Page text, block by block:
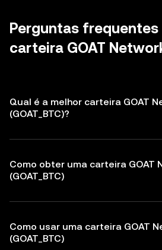
Certifique-se de
destinatários antes de
transação
Perguntas frequentes
carteira GOAT
Qual é a melhor carteira GOAT
(GOAT_BTC)?
Como obter uma carteira GOAT
(GOAT_BTC)
Como usar uma carteira GOAT
(GOAT_BTC)